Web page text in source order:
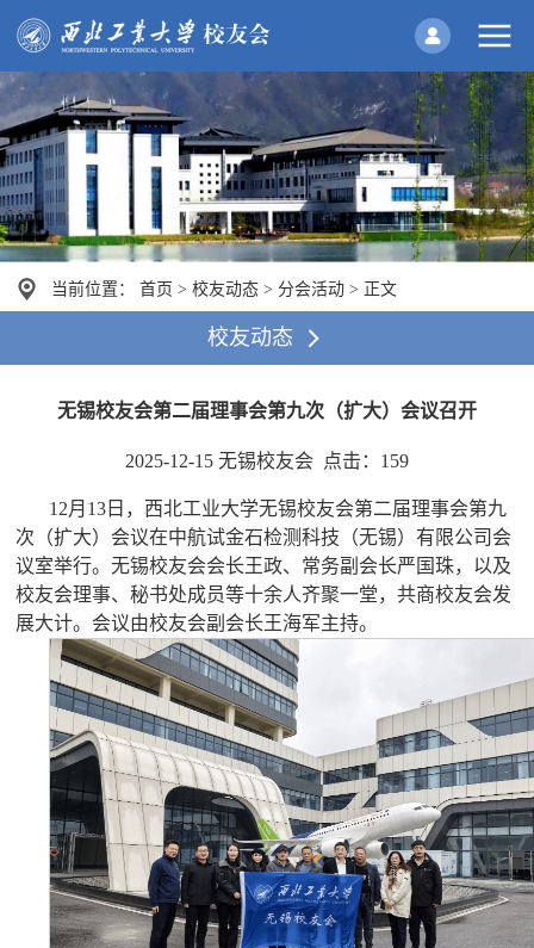
当前位置： 首页 >校友动态 >分会活动 > 正文
校友动态
无锡校友会第二届理事会第九次（扩大）会议召开
2025-12-15 无锡校友会 点击： 159
12月13日，西北工业大学无锡校友会第二届理事会第九
次（扩大）会议在中航试金石检测科技（无锡）有限公司会
议室举行。无锡校友会会长王政、常务副会长严国珠，以及
校友会理事、秘书处成员等十余人齐聚一堂，共商校友会发
展大计。会议由校友会副会长王海军主持。